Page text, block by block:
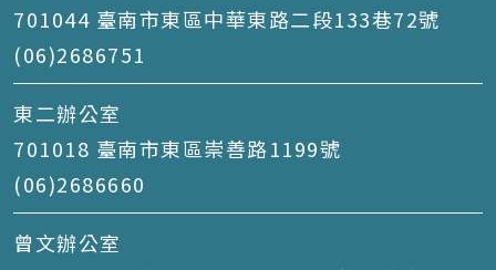
701044 臺南市東區中華東路二段133巷72號
(06)2686751
東二辦公室
701018 臺南市東區崇善路1199號
(06)2686660
曾文辦公室